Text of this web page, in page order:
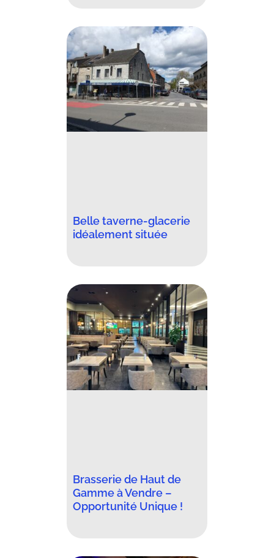
Belle taverne-glacerie
idéalement située
Brasserie de Haut de
Gamme à Vendre –
Opportunité Unique !